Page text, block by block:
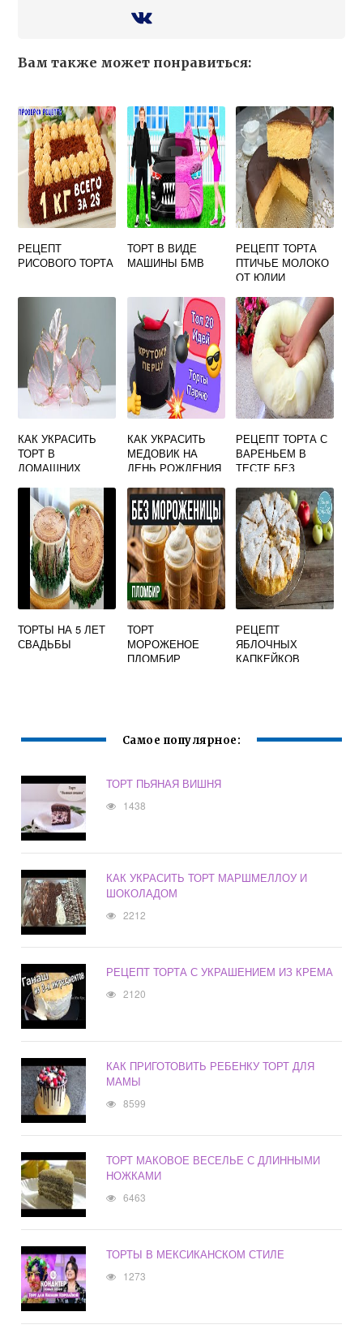
Вам также может понравиться:
РЕЦЕПТ
РИСОВОГО ТОРТА
ТОРТ В ВИДЕ
МАШИНЫ БМВ
РЕЦЕПТ ТОРТА
ПТИЧЬЕ МОЛОКО
ОТ ЮЛИИ
КАК УКРАСИТЬ
ТОРТ В
ДОМАШНИХ
НАЧИНАЮЩИХ НА
ДЕНЬ РОЖДЕНИЯ
СЫНА 6 ЛЕТ
КАК УКРАСИТЬ
МЕДОВИК НА
ДЕНЬ РОЖДЕНИЯ
РЕЦЕПТ ТОРТА С
ВАРЕНЬЕМ В
ТЕСТЕ БЕЗ
ТОРТЫ НА 5 ЛЕТ
СВАДЬБЫ
ТОРТ
МОРОЖЕНОЕ
ПЛОМБИР
РЕЦЕПТ
ЯБЛОЧНЫХ
КАПКЕЙКОВ
Самое популярное:
ТОРТ ПЬЯНАЯ ВИШНЯ
1438
КАК УКРАСИТЬ ТОРТ МАРШМЕЛЛОУ И
ШОКОЛАДОМ
2212
РЕЦЕПТ ТОРТА С УКРАШЕНИЕМ ИЗ КРЕМА
2120
КАК ПРИГОТОВИТЬ РЕБЕНКУ ТОРТ ДЛЯ
МАМЫ
8599
ТОРТ МАКОВОЕ ВЕСЕЛЬЕ С ДЛИННЫМИ
НОЖКАМИ
6463
ТОРТЫ В МЕКСИКАНСКОМ СТИЛЕ
1273